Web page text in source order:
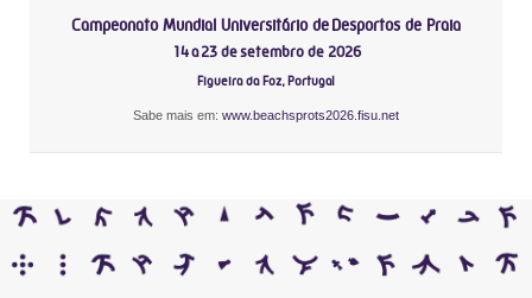
Campeonato Mundial Universitário de Desportos de Praia
14 a 23 de setembro de 2026
Figueira da Foz, Portugal
Sabe mais em: www.beachsprots2026.fisu.net